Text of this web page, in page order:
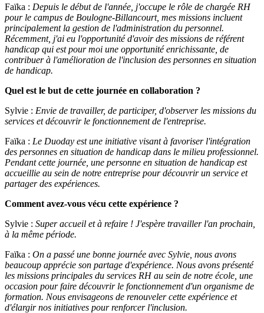
Faïka : Depuis le début de l'année, j'occupe le rôle de chargée RH
pour le campus de Boulogne-Billancourt, mes missions incluent
principalement la gestion de l'administration du personnel.
Récemment, j'ai eu l'opportunité d'avoir des missions de référent
handicap qui est pour moi une opportunité enrichissante, de
contribuer à l'amélioration de l'inclusion des personnes en situation
de handicap.
Quel est le but de cette journée en collaboration ?
Sylvie : Envie de travailler, de participer, d'observer les missions du
services et découvrir le fonctionnement de l'entreprise.
Faïka : Le Duoday est une initiative visant à favoriser l'intégration
des personnes en situation de handicap dans le milieu professionnel.
Pendant cette journée, une personne en situation de handicap est
accueillie au sein de notre entreprise pour découvrir un service et
partager des expériences.
Comment avez-vous vécu cette expérience ?
Sylvie : Super accueil et à refaire ! J'espère travailler l'an prochain,
à la même période.
Faïka : On a passé une bonne journée avec Sylvie, nous avons
beaucoup apprécie son partage d'expérience. Nous avons présenté
les missions principales du services RH au sein de notre école, une
occasion pour faire découvrir le fonctionnement d'un organisme de
formation. Nous envisageons de renouveler cette expérience et
d'élargir nos initiatives pour renforcer l'inclusion.